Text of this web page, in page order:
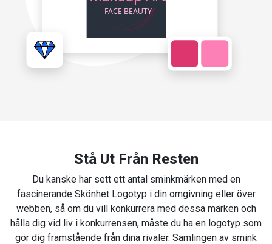
Stå Ut Från Resten
Du kanske har sett ett antal sminkmärken med en
fascinerande Skönhet Logotyp i din omgivning eller över
webben, så om du vill konkurrera med dessa märken och
hålla dig vid liv i konkurrensen, måste du ha en logotyp som
gör dig framstående från dina rivaler. Samlingen av smink